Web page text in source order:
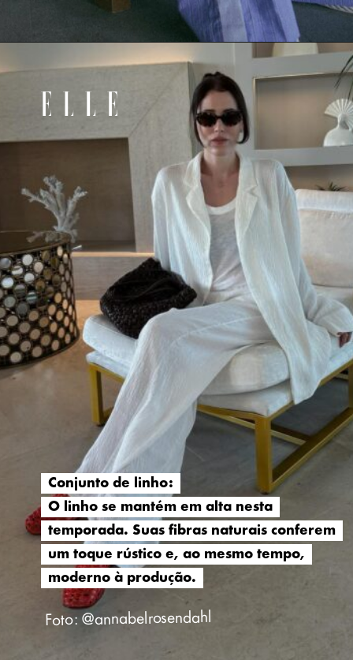
Conjunto de linho:
O linho se mantém em alta nesta
temporada. Suas fibras naturais conferem
um toque rústico e, ao mesmo tempo,
moderno à produção.
Conjunto de linho:
O linho se mantém em alta nesta
temporada. Suas fibras naturais conferem
um toque rústico e, ao mesmo tempo,
moderno à produção.
Foto: @annabelrosendahl